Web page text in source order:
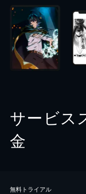
サービス
金
無料トライアル